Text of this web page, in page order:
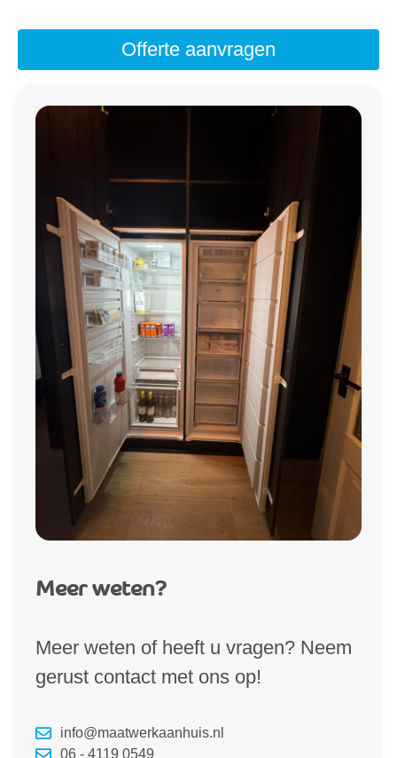
Offerte aanvragen
Meer weten?
Meer weten of heeft u vragen? Neem
gerust contact met ons op!
info@maatwerkaanhuis.nl
06 - 4119 0549